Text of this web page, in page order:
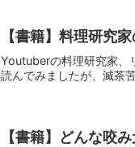
【書籍】料理研究
Youtuberの料理研究家、
読んでみましたが、滅茶
【書籍】どんな咬